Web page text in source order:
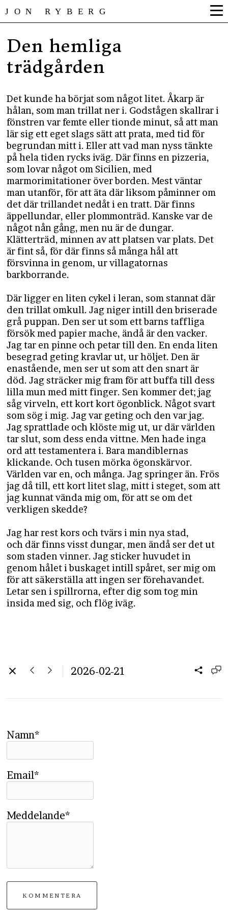
JON RYBERG
Den hemliga
trädgården
Det kunde ha börjat som något litet. Åkarp är
hålan, som man trillat ner i. Godstågen skallrar i
fönstren var femte eller tionde minut, så att man
lär sig ett eget slags sätt att prata, med tid för
begrundan mitt i. Eller att vad man nyss tänkte
på hela tiden rycks iväg. Där finns en pizzeria,
som lovar något om Sicilien, med
marmorimitationer över borden. Mest väntar
man utanför, för att äta där liksom påminner om
det där trillandet nedåt i en tratt. Där finns
äppellundar, eller plommonträd. Kanske var de
något nån gång, men nu är de dungar.
Klätterträd, minnen av att platsen var plats. Det
är fint så, för där finns så många hål att
försvinna in genom, ur villagatornas
barkborrande.
Där ligger en liten cykel i leran, som stannat där
den trillat omkull. Jag niger intill den briserade
grå puppan. Den ser ut som ett barns taffliga
försök med papier mache, ändå är den vacker.
Jag tar en pinne och petar till den. En enda liten
besegrad geting kravlar ut, ur höljet. Den är
enastående, men ser ut som att den snart är
död. Jag sträcker mig fram för att buffa till dess
lilla mun med mitt finger. Sen kommer det; jag
såg virveln, ett kort kort ögonblick. Något svart
som sög i mig. Jag var geting och den var jag.
Jag sprattlade och klöste mig ut, ur där världen
tar slut, som dess enda vittne. Men hade inga
ord att testamentera i. Bara mandiblernas
klickande. Och tusen mörka ögonskärvor.
Världen var en, och många. Jag springer än. Frös
jag då till, ett kort litet slag, mitt i steget, som att
jag kunnat vända mig om, för att se om det
verkligen skedde?
Jag har rest kors och tvärs i min nya stad,
och där finns visst dungar, men ändå ser det ut
som staden vinner. Jag sticker huvudet in
genom hålet i buskaget intill spåret, ser mig om
för att säkerställa att ingen ser förehavandet.
Letar sen i spillrorna, efter dig som tog min
insida med sig, och flög iväg.
2026-02-21
Namn*
Email*
Meddelande*
KOMMENTERA